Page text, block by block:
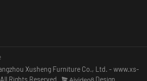
Xusheng Furniture Co., Ltd. - www.xs-
Rights Reserved.
Design